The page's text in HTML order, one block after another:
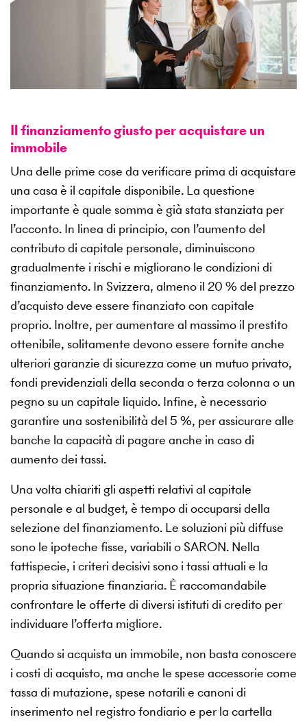
Il finanziamento giusto per acquistare un
immobile
Una delle prime cose da verificare prima di acquistare
una casa è il capitale disponibile. La questione
importante è quale somma è già stata stanziata per
l’acconto. In linea di principio, con l’aumento del
contributo di capitale personale, diminuiscono
gradualmente i rischi e migliorano le condizioni di
finanziamento. In Svizzera, almeno il 20 % del prezzo
d’acquisto deve essere finanziato con capitale
proprio. Inoltre, per aumentare al massimo il prestito
ottenibile, solitamente devono essere fornite anche
ulteriori garanzie di sicurezza come un mutuo privato,
fondi previdenziali della seconda o terza colonna o un
pegno su un capitale liquido. Infine, è necessario
garantire una sostenibilità del 5 %, per assicurare alle
banche la capacità di pagare anche in caso di
aumento dei tassi.
Una volta chiariti gli aspetti relativi al capitale
personale e al budget, è tempo di occuparsi della
selezione del finanziamento. Le soluzioni più diffuse
sono le ipoteche fisse, variabili o SARON. Nella
fattispecie, i criteri decisivi sono i tassi attuali e la
propria situazione finanziaria. È raccomandabile
confrontare le offerte di diversi istituti di credito per
individuare l’offerta migliore.
Quando si acquista un immobile, non basta conoscere
i costi di acquisto, ma anche le spese accessorie come
tassa di mutazione, spese notarili e canoni di
inserimento nel registro fondiario e per la cartella